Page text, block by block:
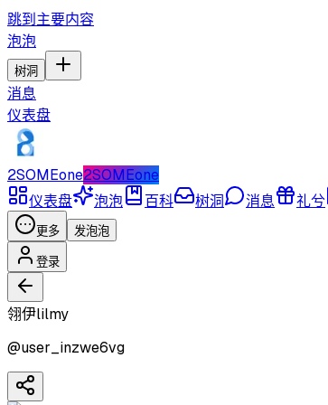
跳到主要内容
泡泡
树洞
消息
仪表盘
2SOMEone2SOMEone
仪表盘
泡泡 百科 树洞 消息 礼兮
更多 发泡泡
登录
翎伊lilmy
@user_inzwe6vg